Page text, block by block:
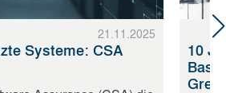
21.11.2025
Systeme: CSA
10